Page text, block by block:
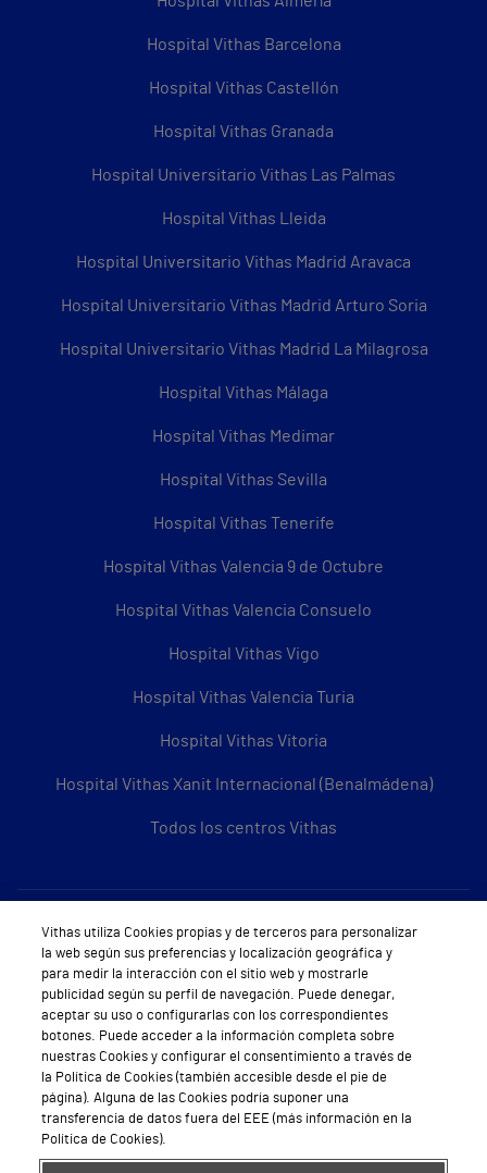
Hospital Vithas Barcelona
Hospital Vithas Castellón
Hospital Vithas Granada
Hospital Universitario Vithas Las Palmas
Hospital Vithas Lleida
Hospital Universitario Vithas Madrid Aravaca
Hospital Universitario Vithas Madrid Arturo Soria
Hospital Universitario Vithas Madrid La Milagrosa
Hospital Vithas Málaga
Hospital Vithas Medimar
Hospital Vithas Sevilla
Hospital Vithas Tenerife
Hospital Vithas Valencia 9 de Octubre
Hospital Vithas Valencia Consuelo
Hospital Vithas Vigo
Hospital Vithas Valencia Turia
Hospital Vithas Vitoria
Hospital Vithas Xanit Internacional (Benalmádena)
Todos los centros Vithas
Sobre Vithas
Quiénes somos
Trabajar en Vithas
Teléfono Cita Médica
Teléfono Atención al Cliente
Política de seguridad y salud en el trabajo
Vithas utiliza Cookies propias y de terceros para personalizar
la web según sus preferencias y localización geográfica y
para medir la interacción con el sitio web y mostrarle
publicidad según su perfil de navegación. Puede denegar,
aceptar su uso o configurarlas con los correspondientes
botones. Puede acceder a la información completa sobre
nuestras Cookies y configurar el consentimiento a través de
la Política de Cookies (también accesible desde el pie de
página). Alguna de las Cookies podría suponer una
transferencia de datos fuera del EEE (más información en la
Política de Cookies).